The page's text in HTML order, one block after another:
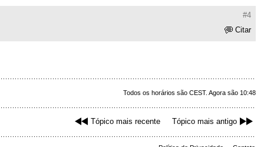
#4
Citar
Todos os horários são CEST. Agora são 10:48
Tópico mais recente Tópico mais antigo